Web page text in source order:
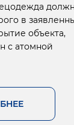
в
объекта,
с атомной